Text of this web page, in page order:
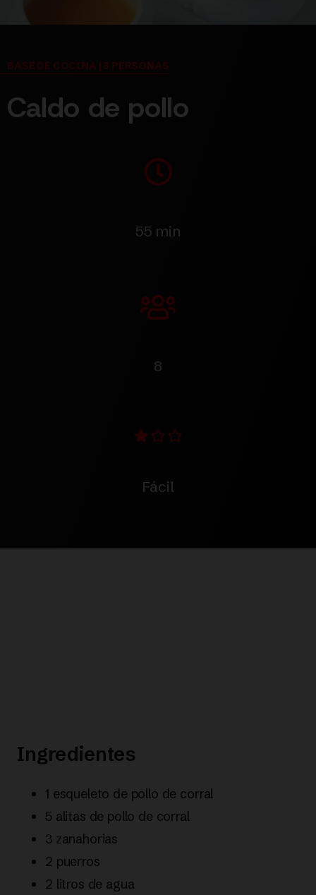
BASE DE COCINA | 8 PERSONAS
Caldo de pollo
55 min
8
Fácil
Ingredientes
1 esqueleto de pollo de corral
5 alitas de pollo de corral
3 zanahorias
2 puerros
2 litros de agua